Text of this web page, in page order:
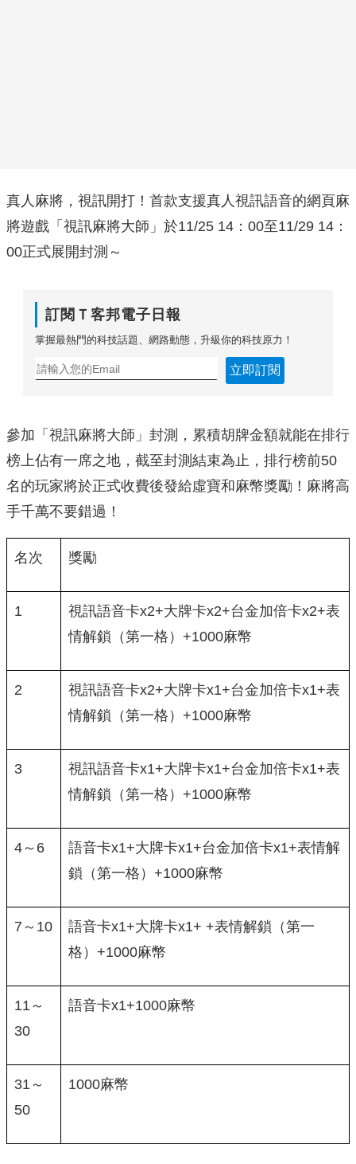
真人麻將，視訊開打！首款支援真人視訊語音的網頁麻
將遊戲「視訊麻將大師」於11/25 14：00至11/29 14：
00正式展開封測～
訂閱Ｔ客邦電子日報
掌握最熱門的科技話題、網路動態，升級你的科技原力！
立即訂閱
參加「視訊麻將大師」封測，累積胡牌金額就能在排行
榜上佔有一席之地，截至封測結束為止，排行榜前50
名的玩家將於正式收費後發給虛寶和麻幣獎勵！麻將高
手千萬不要錯過！
名次 獎勵
1
視訊語音卡x2+大牌卡x2+台金加倍卡x2+表
情解鎖（第一格）+1000麻幣
2
視訊語音卡x2+大牌卡x1+台金加倍卡x1+表
情解鎖（第一格）+1000麻幣
3
視訊語音卡x1+大牌卡x1+台金加倍卡x1+表
情解鎖（第一格）+1000麻幣
4～6
語音卡x1+大牌卡x1+台金加倍卡x1+表情解
鎖（第一格）+1000麻幣
7～10
語音卡x1+大牌卡x1+ +表情解鎖（第一
格）+1000麻幣
11～
30
語音卡x1+1000麻幣
31～
50
1000麻幣